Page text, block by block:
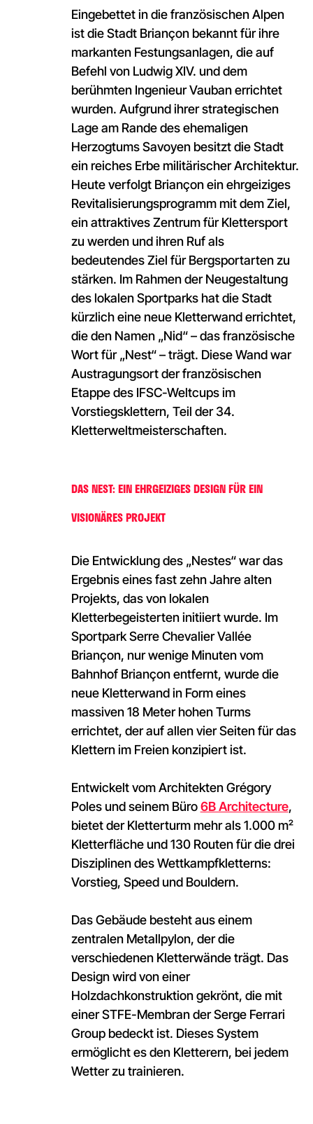
Eingebettet in die französischen Alpen
ist die Stadt Briançon bekannt für ihre
markanten Festungsanlagen, die auf
Befehl von Ludwig XIV. und dem
berühmten Ingenieur Vauban errichtet
wurden. Aufgrund ihrer strategischen
Lage am Rande des ehemaligen
Herzogtums Savoyen besitzt die Stadt
ein reiches Erbe militärischer Architektur.
Heute verfolgt Briançon ein ehrgeiziges
Revitalisierungsprogramm mit dem Ziel,
ein attraktives Zentrum für Klettersport
zu werden und ihren Ruf als
bedeutendes Ziel für Bergsportarten zu
stärken. Im Rahmen der Neugestaltung
des lokalen Sportparks hat die Stadt
kürzlich eine neue Kletterwand errichtet,
die den Namen „Nid“ – das französische
Wort für „Nest“ – trägt. Diese Wand war
Austragungsort der französischen
Etappe des IFSC-Weltcups im
Vorstiegsklettern, Teil der 34.
Kletterweltmeisterschaften.
DAS NEST: EIN EHRGEIZIGES DESIGN FÜR EIN
VISIONÄRES PROJEKT
Die Entwicklung des „Nestes“ war das
Ergebnis eines fast zehn Jahre alten
Projekts, das von lokalen
Kletterbegeisterten initiiert wurde. Im
Sportpark Serre Chevalier Vallée
Briançon, nur wenige Minuten vom
Bahnhof Briançon entfernt, wurde die
neue Kletterwand in Form eines
massiven 18 Meter hohen Turms
errichtet, der auf allen vier Seiten für das
Klettern im Freien konzipiert ist.
Entwickelt vom Architekten Grégory
Poles und seinem Büro6B Architecture,
bietet der Kletterturm mehr als 1.000 m²
Kletterfläche und 130 Routen für die drei
Disziplinen des Wettkampfkletterns:
Vorstieg, Speed und Bouldern.
Das Gebäude besteht aus einem
zentralen Metallpylon, der die
verschiedenen Kletterwände trägt. Das
Design wird von einer
Holzdachkonstruktion gekrönt, die mit
einer STFE-Membran der Serge Ferrari
Group bedeckt ist. Dieses System
ermöglicht es den Kletterern, bei jedem
Wetter zu trainieren.